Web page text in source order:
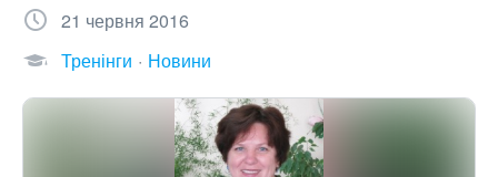
21 червня 2016
Тренінги
Новини